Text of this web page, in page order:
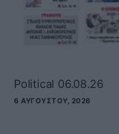
Political 06.08.26
6 ΑΥΓΟΎΣΤΟΥ, 2026